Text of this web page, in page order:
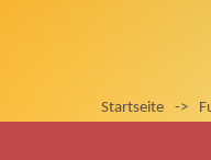
Startseite ->